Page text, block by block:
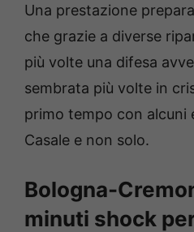
Una prestazione
che grazie a diverse
più volte una difesa
sembrata più volte in
primo tempo con alcuni
Casale e non solo.
Bologna-
minuti shock